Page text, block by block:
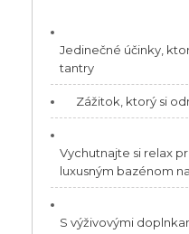
Jedinečné účinky,
tantry
Zážitok, ktorý si
Vychutnajte si relax
luxusným bazénom
S výživovými